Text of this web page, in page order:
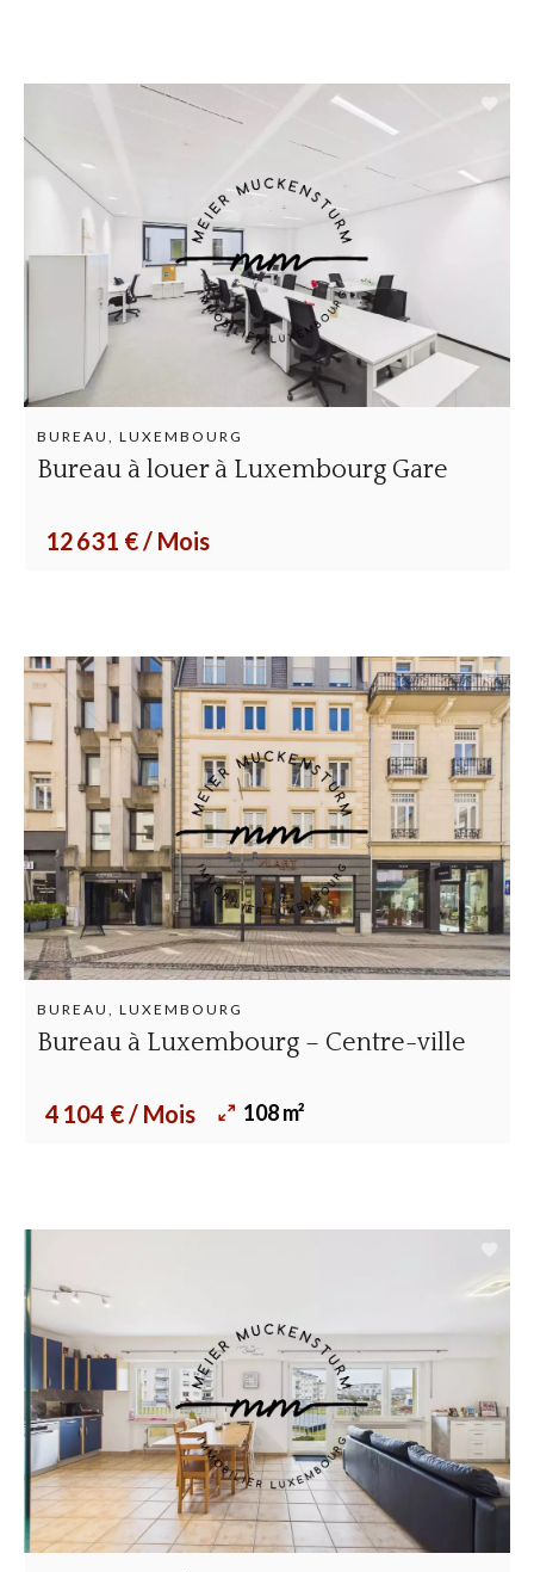
BUREAU, LUXEMBOURG
Bureau à louer à Luxembourg Gare
12 631 € / Mois
BUREAU, LUXEMBOURG
Bureau à Luxembourg – Centre-ville
4 104 € / Mois 108 m²